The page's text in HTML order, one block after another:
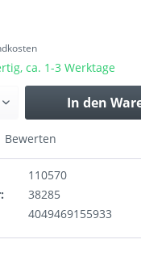
ca. 1-3 Werktage
In den
Bewerten
110570
38285
4049469155933